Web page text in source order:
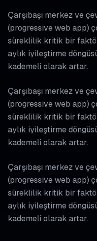
Çarşıbaşı merkez ve
(progressive web app)
süreklilik kritik bir
aylık iyileştirme
kademeli olarak artar.
Çarşıbaşı merkez ve
(progressive web app)
süreklilik kritik bir
aylık iyileştirme
kademeli olarak artar.
Çarşıbaşı merkez ve
(progressive web app)
süreklilik kritik bir
aylık iyileştirme
kademeli olarak artar.